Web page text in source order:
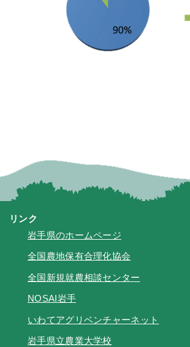
リンク
岩手県のホームページ
全国農地保有合理化協会
全国新規就農相談センター
NOSAI岩手
いわてアグリベンチャーネット
岩手県立農業大学校